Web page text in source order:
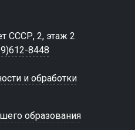
СССР, 2, этаж 2
8448
и обработки
образования